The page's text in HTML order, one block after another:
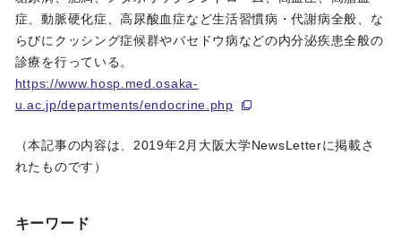
症、動脈硬化症、高尿酸血症など生活習慣病・代謝病全般、な
らびにクッシング症候群やバセドウ病などの内分泌疾患全般の
診療を行っている。
https://www.hosp.med.osaka-
u.ac.jp/departments/endocrine.php
（本記事の内容は、2019年2月大阪大学NewsLetterに掲載さ
れたものです）
キーワード